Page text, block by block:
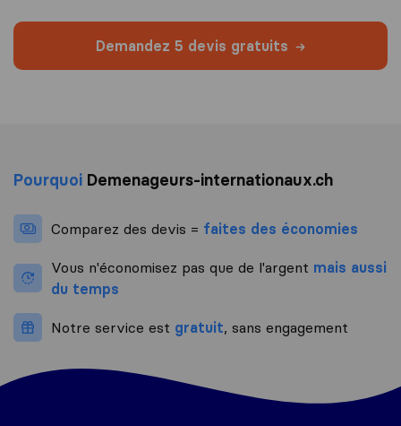
Demandez 5 devis gratuits
Pourquoi Demenageurs-internationaux.ch
Comparez des devis = faites des économies
Vous n'économisez pas que de l'argent mais aussi
du temps
Notre service est gratuit, sans engagement